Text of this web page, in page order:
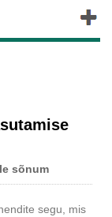
sõnum
segu, mis